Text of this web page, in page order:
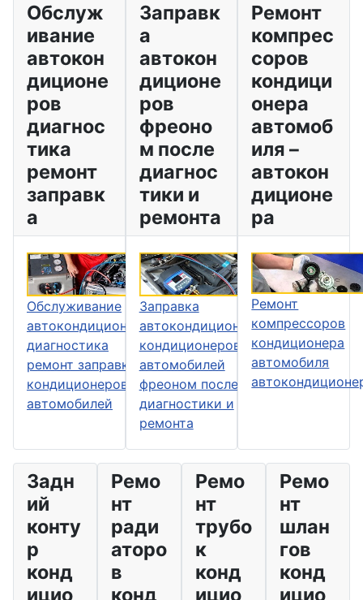
Обслуж
ивание
автокон
диционе
ров
диагнос
тика
ремонт
заправк
а
Обслуживание
автокондиционеров
диагностика
ремонт заправка
кондиционеров
автомобилей
Заправк
а
автокон
диционе
ров
фреоно
м после
диагнос
тики и
ремонта
Заправка
автокондиционеров
кондиционеров
автомобилей
фреоном после
диагностики и
ремонта
Ремонт
компрес
соров
кондици
онера
автомоб
иля –
автокон
диционе
ра
Ремонт
компрессоров
кондиционера
автомобиля
Задн
ий
конту
р
конд
ицио
Ремо
нт
ради
аторо
в
конд
Ремо
нт
трубо
к
конд
ицио
Ремо
нт
шлан
гов
конд
ицио